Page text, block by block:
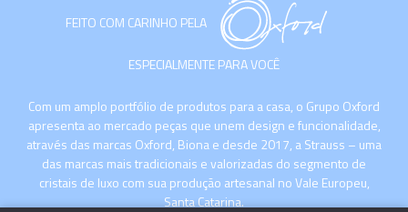
FEITO COM CARINHO PELA
ESPECIALMENTE PARA VOCÊ
Com um amplo portfólio de produtos para a casa, o Grupo Oxford
apresenta ao mercado peças que unem design e funcionalidade,
através das marcas Oxford, Biona e desde 2017, a Strauss – uma
das marcas mais tradicionais e valorizadas do segmento de
cristais de luxo com sua produção artesanal no Vale Europeu,
Santa Catarina.